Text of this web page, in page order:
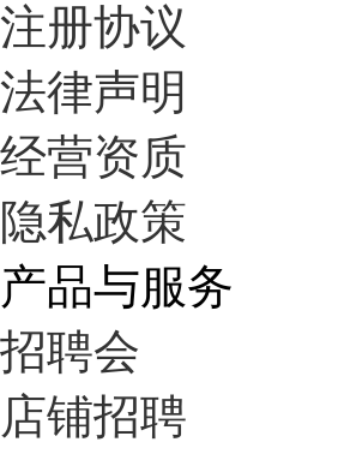
注册协议
法律声明
经营资质
隐私政策
产品与服务
招聘会
店铺招聘